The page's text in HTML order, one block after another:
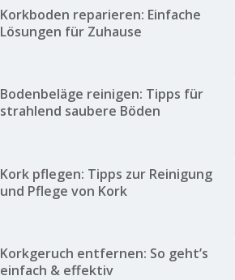
Korkboden reparieren: Einfache
Lösungen für Zuhause
Bodenbeläge reinigen: Tipps für
strahlend saubere Böden
Kork pflegen: Tipps zur Reinigung
und Pflege von Kork
Korkgeruch entfernen: So geht’s
einfach & effektiv